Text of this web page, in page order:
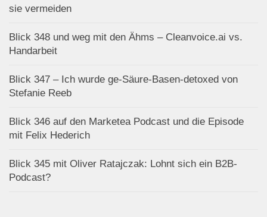
sie vermeiden
Blick 348 und weg mit den Ähms – Cleanvoice.ai vs.
Handarbeit
Blick 347 – Ich wurde ge-Säure-Basen-detoxed von
Stefanie Reeb
Blick 346 auf den Marketea Podcast und die Episode
mit Felix Hederich
Blick 345 mit Oliver Ratajczak: Lohnt sich ein B2B-
Podcast?